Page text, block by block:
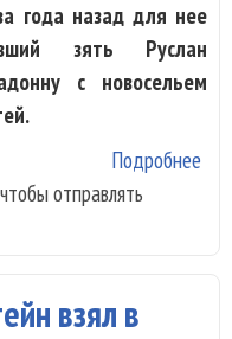
года назад для нее
зять Руслан
с новосельем
Подробнее
отправлять
взял в